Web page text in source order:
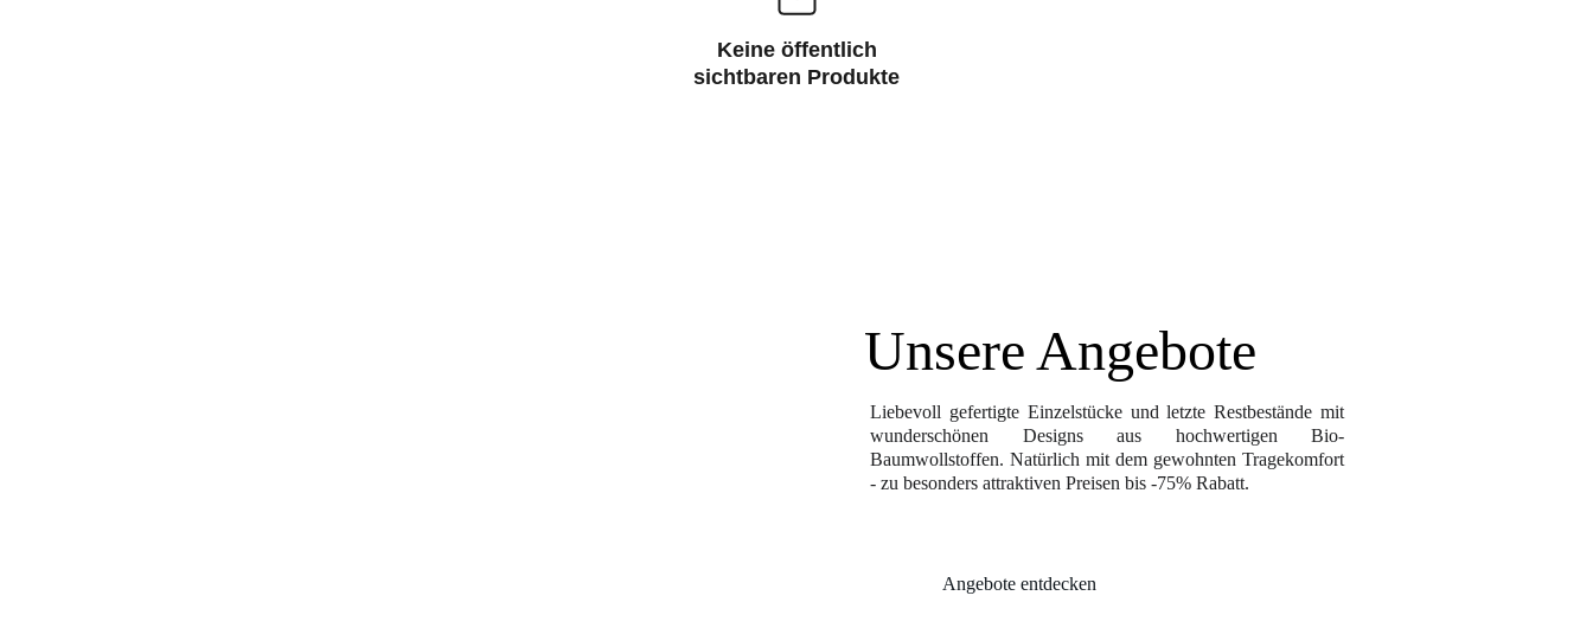
Keine öffentlich
sichtbaren Produkte
Unsere Angebote
Liebevoll gefertigte Einzelstücke und letzte Restbestände mit
wunderschönen Designs aus hochwertigen Bio-
Baumwollstoffen. Natürlich mit dem gewohnten Tragekomfort
- zu besonders attraktiven Preisen bis -75% Rabatt.
Angebote entdecken